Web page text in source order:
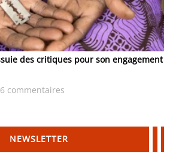
des critiques pour son engagement
6 commentaires
NEWSLETTER